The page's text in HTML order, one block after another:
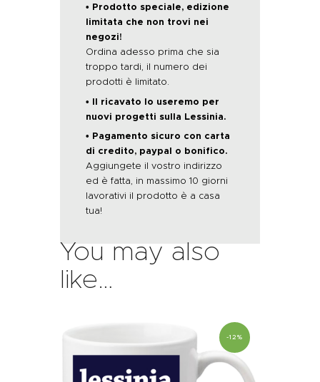
• Prodotto speciale, edizione
limitata che non trovi nei
negozi!
Ordina adesso prima che sia
troppo tardi, il numero dei
prodotti è limitato.
• Il ricavato lo useremo per
nuovi progetti sulla Lessinia.
• Pagamento sicuro con carta
di credito, paypal o bonifico.
Aggiungete il vostro indirizzo
ed è fatta, in massimo 10 giorni
lavorativi il prodotto è a casa
tua!
You may also
like…
-12%